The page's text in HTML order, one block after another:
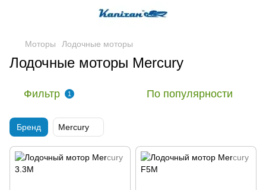
Моторы Лодочные моторы
Лодочные моторы Mercury
Фильтр 1 По популярности
Бренд Mercury